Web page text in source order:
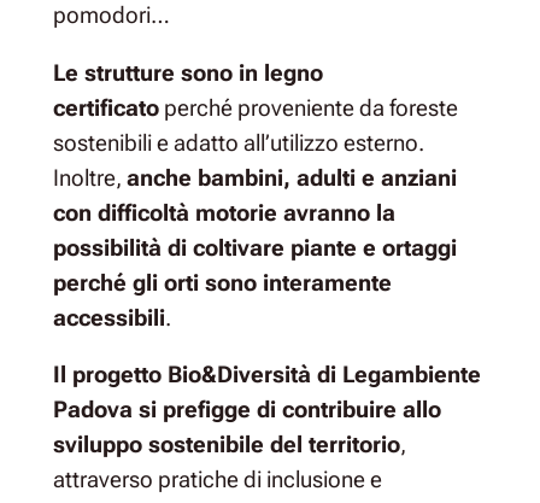
pomodori…
Le strutture sono in legno
certificatoperché proveniente da foreste
sostenibili e adatto all’utilizzo esterno.
Inoltre, anche bambini, adulti e anziani
con difficoltà motorie avranno la
possibilità di coltivare piante e ortaggi
perché gli orti sono interamente
accessibili.
Il progetto Bio&Diversità di Legambiente
Padova si prefigge di contribuire allo
sviluppo sostenibile del territorio,
attraverso pratiche di inclusione e